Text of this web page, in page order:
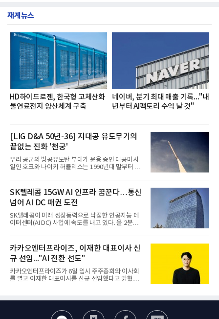
재계뉴스
HD하이드로젠, 한국형 고체산화
물연료전지 양산체계 구축
네이버, 분기 최대 매출 기록..."내
년부터 AI팩토리 수익 날 것"
[LIG D&A 50년-36] 지대공 유도무기의
끝없는 진화 '천궁'
우리 공군의 방공유도탄 부대가 운용 중인 대공미사
일인 호크와 나이키 허큘리스는 1990년대 말부터 성
기존 미사일체계를 대체할 중고도 및 중거리 대공미
사일을 개발하기로 결정했다.처음 KM-SAM 사업으로
불린 이 사업의 명칭은 호크(Iron Hawk, 철매)를 대체
한다는 의미에서 ‘철매Ⅱ’ 로 정해졌다. 철매Ⅱ 개발
사업은 미사일체계 완성 후인 2011년 ‘천궁(天弓)’으
로 다시 장비명이 바뀌었다. 17개 업체와 관련 기관이
참여한 가운데 LIG 넥스원은 탐색 개발에서 체계개발
인 천궁
SK텔레콤 15GW AI 인프라 꿈꾼다…통신
넘어 AI DC 패권 도전
SK텔레콤이 미래 성장동력으로 낙점한 인공지능 데
이터센터(AI DC) 사업에 속도를 내고 있다. 올 2분기
는 2035년까지 총 15GW(기가와트) 규모의 AI DC를
구축하겠다는 대형 청사진을 제시하면서다. 이에 따
라 경쟁 구도 역시 이동통신사인 KT, LG유플러스를
넘어 네이버, 삼성SDS 등 IT 인프라 기업으로 확장되
고 있다.7일 SK텔레콤에 따르면 회사는 올해 2분기
연결 기준 매출 4조 3591억원, 영업이익 5660억원을
기록했다. 매출은 전년 동기 대비 0.5%, 영업이익은
카카오엔터프라이즈, 이재한 대표이사 신
규 선임..."AI 전환 선도"
카카오엔터프라이즈가 6일 임시 주주총회와 이사회
를 열고 이재한 대표이사를 신규 선임했다고 밝혔다.
부문장과 사업부문장을 역임하며 전략 수립부터 사업
합류 전에는 카카오의 시스템엔지니어링 리더로서 카